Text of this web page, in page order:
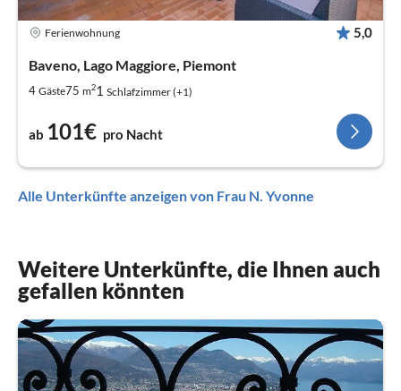
Ferienwohnung 5,0
Baveno, Lago Maggiore, Piemont
4 Gäste75 m21 Schlafzimmer (+1)
ab 101€ pro Nacht
Alle Unterkünfte anzeigen von Frau N. Yvonne
Weitere Unterkünfte, die Ihnen auch
gefallen könnten